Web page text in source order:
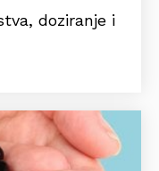
doziranje i